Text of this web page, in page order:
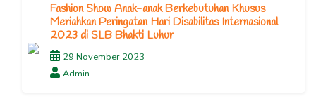
Fashion Show Anak-anak Berkebutuhan Khusus
Meriahkan Peringatan Hari Disabilitas Internasional
2023 di SLB Bhakti Luhur
29 November 2023
Admin